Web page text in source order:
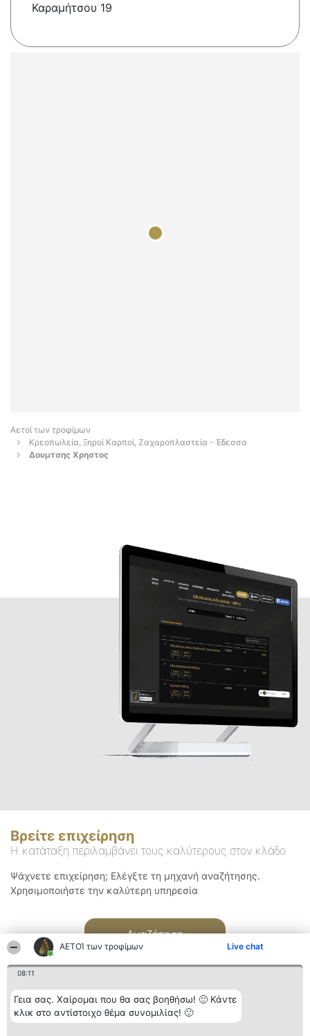
ΑΕΤΟΊ των τροφίμων Live chat
08:11
Γεια σας. Χαίρομαι που θα σας βοηθήσω! 🙂 Κάντε
κλικ στο αντίστοιχο θέμα συνομιλίας! 🙂
Καραμήτσου 19
Αετοί των τροφίμων
Κρεοπωλεία, Ξηροί Καρποί, Ζαχαροπλαστεία - Έδεσσα
Δουμτσης Χρηστος
Βρείτε επιχείρηση
Η κατάταξη περιλαμβάνει τους καλύτερους στον κλάδο
Ψάχνετε επιχείρηση; Ελέγξτε τη μηχανή αναζήτησης.
Χρησιμοποιήστε την καλύτερη υπηρεσία
Αναζήτηση